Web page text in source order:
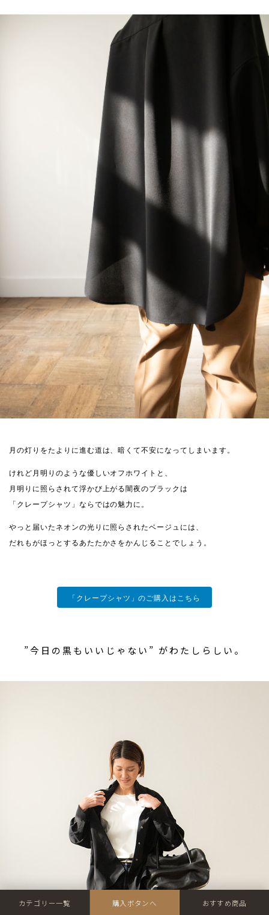
月の灯りをたよりに進む道は、暗くて不安になってしまいます。
けれど月明りのような優しいオフホワイトと、
月明りに照らされて浮かび上がる闇夜のブラックは
「クレープシャツ」ならではの魅力に。
やっと届いたネオンの光りに照らされたベージュには、
だれもがほっとするあたたかさをかんじることでしょう。
「クレープシャツ」のご購入はこちら
”今日の黒もいいじゃない” がわたしらしい。
カテゴリー一覧 購入ボタンへ おすすめ商品